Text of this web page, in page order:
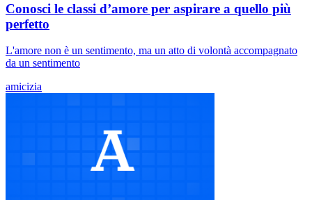
Conosci le classi d’amore per aspirare a quello più
perfetto
L'amore non è un sentimento, ma un atto di volontà accompagnato
da un sentimento
amicizia